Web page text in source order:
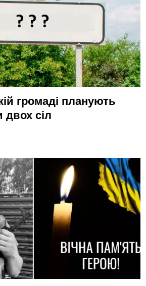
громаді планують
двох сіл